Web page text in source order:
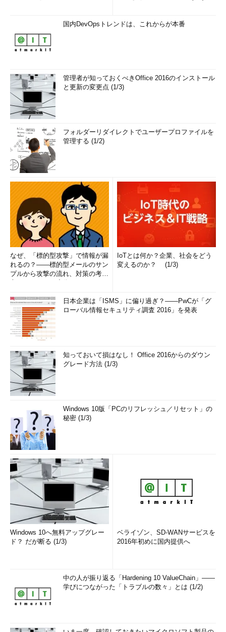
国内DevOpsトレンドは、これからが本番
管理者が知っておくべきOffice 2016のインストール
と更新の変更点 (1/3)
フォルダーリダイレクトでユーザープロファイルを
管理する (1/2)
なぜ、「標的型攻撃」で情報が漏
れるの？――標的型メールのサン
プルから攻撃の流れ、対策の考え
IoTとは何か？企業、社会をどう
変えるのか？ (1/3)
日本企業は「ISMS」に偏り過ぎ？――PwCが「グ
ローバル情報セキュリティ調査 2016」を発表
知っておいて損はなし！ Office 2016からのダウン
グレード方法 (1/3)
Windows 10版「PCのリフレッシュ／リセット」の
秘密 (1/3)
Windows 10へ無料アップグレー
ド？ だが断る (1/3)
ベライゾン、SD-WANサービスを
2016年初めに国内提供へ
中の人が振り返る「Hardening 10 ValueChain」――
学びにつながった「トラブルの数々」とは (1/2)